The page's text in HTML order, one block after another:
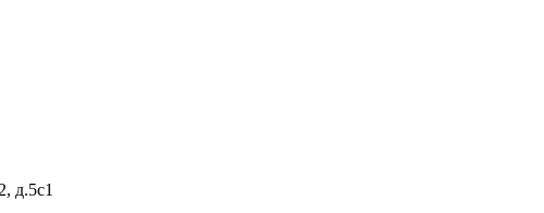
2, д.5с1